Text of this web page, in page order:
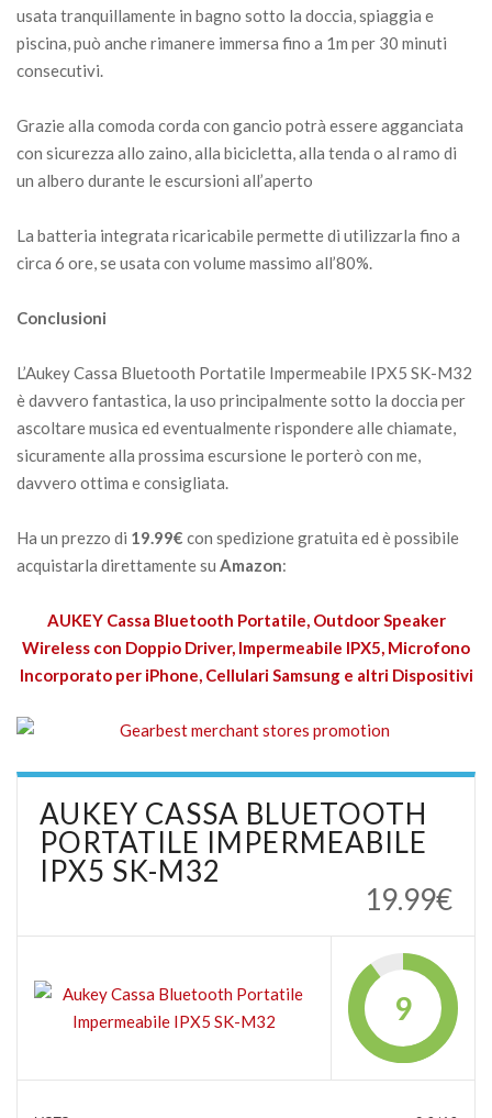
usata tranquillamente in bagno sotto la doccia, spiaggia e
piscina, può anche rimanere immersa fino a 1m per 30 minuti
consecutivi.
Grazie alla comoda corda con gancio potrà essere agganciata
con sicurezza allo zaino, alla bicicletta, alla tenda o al ramo di
un albero durante le escursioni all’aperto
La batteria integrata ricaricabile permette di utilizzarla fino a
circa 6 ore, se usata con volume massimo all’80%.
Conclusioni
L’Aukey Cassa Bluetooth Portatile Impermeabile IPX5 SK-M32
è davvero fantastica, la uso principalmente sotto la doccia per
ascoltare musica ed eventualmente rispondere alle chiamate,
sicuramente alla prossima escursione le porterò con me,
davvero ottima e consigliata.
Ha un prezzo di 19.99€ con spedizione gratuita ed è possibile
acquistarla direttamente su Amazon:
AUKEY Cassa Bluetooth Portatile, Outdoor Speaker
Wireless con Doppio Driver, Impermeabile IPX5, Microfono
Incorporato per iPhone, Cellulari Samsung e altri Dispositivi
AUKEY CASSA BLUETOOTH
PORTATILE IMPERMEABILE
IPX5 SK-M32
19.99€
9